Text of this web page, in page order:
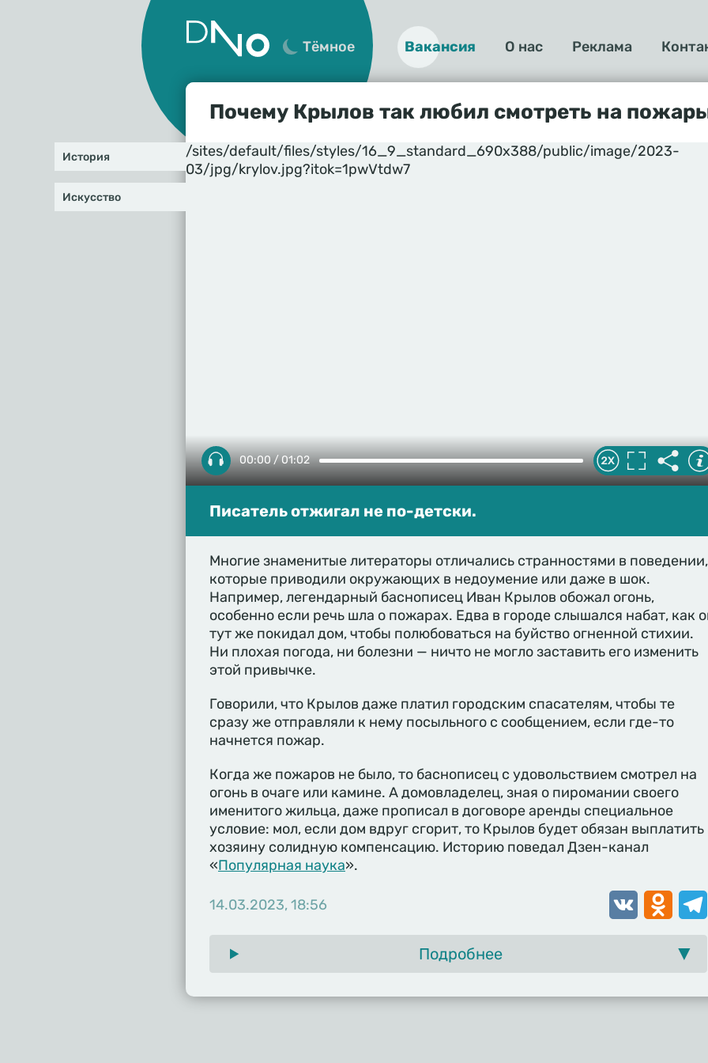
Тёмное
О
нас
Вакансия О нас Реклама
Почему Крылов так любил смотреть на
/sites/default/files/styles/16_9_standard_690x388/public/image/2023-
03/jpg/krylov.jpg?itok=1pwVtdw7
00:00 / 01:02
Писатель отжигал не по-детски.
Многие знаменитые литераторы отличались странностями в поведении,
которые приводили окружающих в недоумение или даже в шок.
Например, легендарный баснописец Иван Крылов обожал огонь,
особенно если речь шла о пожарах. Едва в городе слышался набат, как
тут же покидал дом, чтобы полюбоваться на буйство огненной стихии.
Ни плохая погода, ни болезни — ничто не могло заставить его изменить
этой привычке.
Говорили, что Крылов даже платил городским спасателям, чтобы те
сразу же отправляли к нему посыльного с сообщением, если где-то
начнется пожар.
Когда же пожаров не было, то баснописец с удовольствием смотрел на
огонь в очаге или камине. А домовладелец, зная о пиромании своего
именитого жильца, даже прописал в договоре аренды специальное
условие: мол, если дом вдруг сгорит, то Крылов будет обязан выплатить
хозяину солидную компенсацию. Историю поведал Дзен-канал
«Популярная наука».
14.03.2023, 18:56 VK
Подробнее
История
Искусство